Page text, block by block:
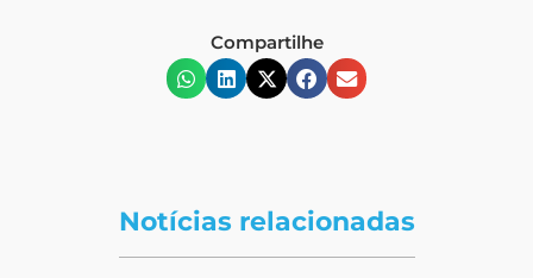
Compartilhe
Notícias relacionadas